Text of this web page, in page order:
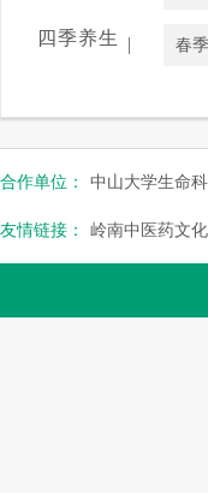
四季养生 | 春
合作单位： 中山大学生命
友情链接： 岭南中医药文